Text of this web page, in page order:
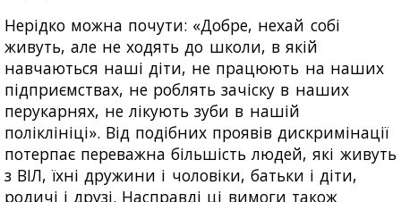
Нерідко можна почути: «Добре, нехай собі
живуть, але не ходять до школи, в якій
навчаються наші діти, не працюють на наших
підприємствах, не роблять зачіску в наших
перукарнях, не лікують зуби в нашій
поліклініці». Від подібних проявів дискримінації
потерпає переважна більшість людей, які живуть
з ВІЛ, їхні дружини і чоловіки, батьки і діти,
родичі і друзі. Насправді ці вимоги також